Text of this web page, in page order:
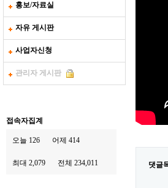
홍보/자료실
자유 게시판
사업자신청
관리자 게시판
접속자집계
오늘 126 어제 414
최대 2,079 전체 234,011 댓글